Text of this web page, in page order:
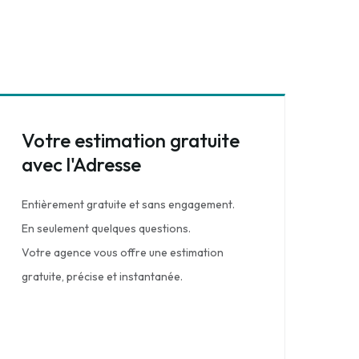
Votre estimation gratuite
avec l'Adresse
Entièrement gratuite et sans engagement.
En seulement quelques questions.
Votre agence vous offre une estimation
gratuite, précise et instantanée.